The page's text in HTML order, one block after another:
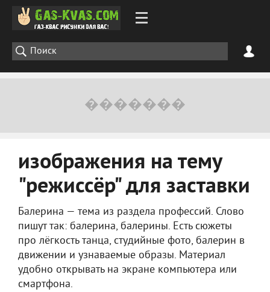
изображения на тему
"режиссёр" для заставки
Балерина — тема из раздела профессий. Слово
пишут так: балерина, балерины. Есть сюжеты
про лёгкость танца, студийные фото, балерин в
движении и узнаваемые образы. Материал
удобно открывать на экране компьютера или
смартфона.